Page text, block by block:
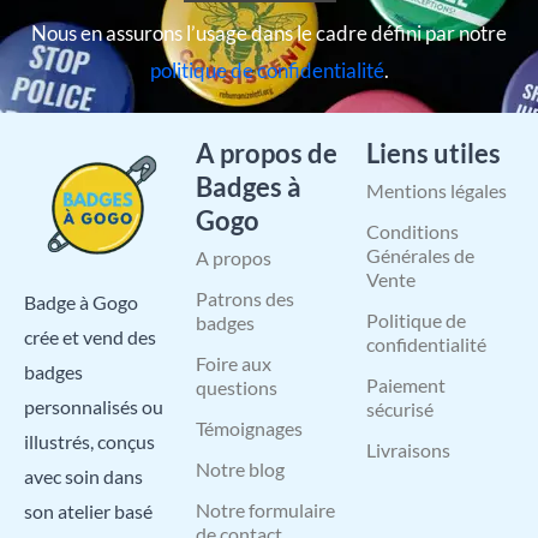
Nous en assurons l’usage dans le cadre défini par notre
politique de confidentialité.
Badge à Gogo
crée et vend des
badges
personnalisés ou
illustrés, conçus
avec soin dans
son atelier basé
A propos de
Badges à
Gogo
A propos
Patrons des
badges
Foire aux
questions
Témoignages
Notre blog
Notre formulaire
Liens utiles
Mentions légales
Conditions
Générales de
Vente
Politique de
confidentialité
Paiement
sécurisé
Livraisons